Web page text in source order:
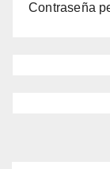
Contraseña